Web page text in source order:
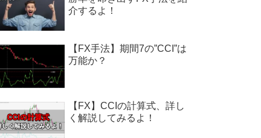
介するよ！
【FX手法】期間7の”CCI”は
万能か？
【FX】CCIの計算式、詳し
く解説してみるよ！